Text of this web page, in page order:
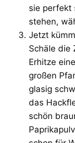
sie perfekt
stehen,
Jetzt
Schäle die
Erhitze
großen
glasig
das
schön